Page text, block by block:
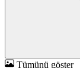
Tümünü göster